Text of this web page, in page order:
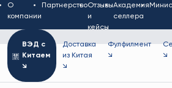
О
компании
ПартнерствоОтзывы
и
кейсы
Академия
селлера
ВЭД с
Китаем
↘
Доставка
из Китая
↘
Фулфилмент
↘
↘